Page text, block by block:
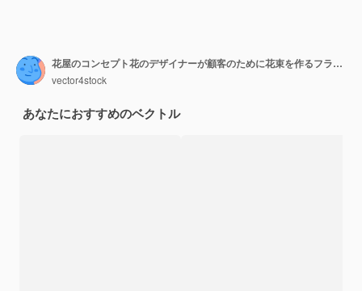
花屋のコンセプト花のデザイナーが顧客のために花束を作るフラワーショップでの創造的な職業花屋ビジネスフラットベクトルイラスト
vector4stock
あなたにおすすめのベクトル